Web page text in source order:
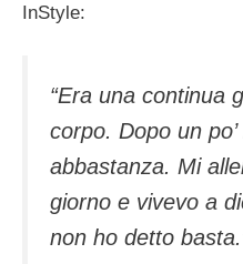
InStyle:
“Era una continua
corpo. Dopo un
abbastanza. Mi
giorno e vivevo a
non ho detto